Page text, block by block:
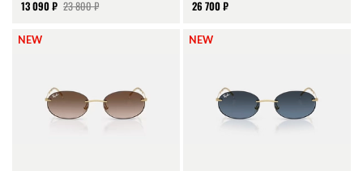
13 090 ₽ 23 800 ₽
26 700 ₽
NEW NEW